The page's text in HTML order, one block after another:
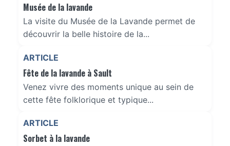
Musée de la lavande
La visite du Musée de la Lavande permet de
découvrir la belle histoire de la...
ARTICLE
Fête de la lavande à Sault
Venez vivre des moments unique au sein de
cette fête folklorique et typique...
ARTICLE
Sorbet à la lavande